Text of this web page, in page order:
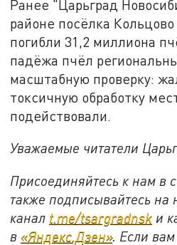
Ранее "Царьград
районе посёлка
погибли 31,2 миллиона
падёжа пчёл
масштабную проверку:
токсичную обработку
подействовали.
Уважаемые читатели
Присоединяйтесь к нам в
также подписывайтесь на
канал t.me/tsargradnsk и
в «Яндекс.Дзен». Если вам